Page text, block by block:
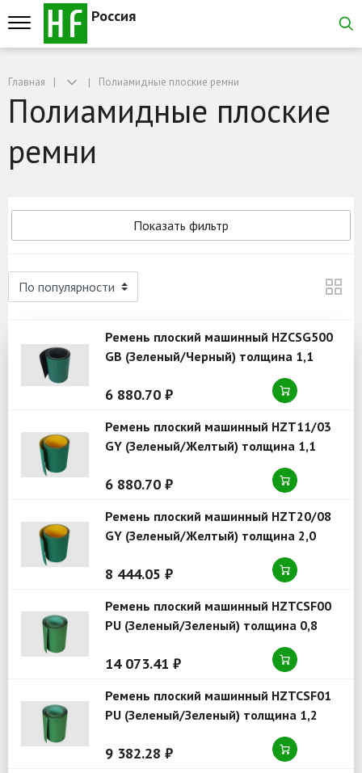
Россия
Главная Полиамидные плоские ремни
Полиамидные плоские
ремни
Показать фильтр
Ремень плоский машинный HZCSG500
GB (Зеленый/Черный) толщина 1,1
6 880.70 ₽
Ремень плоский машинный HZT11/03
GY (Зеленый/Желтый) толщина 1,1
6 880.70 ₽
Ремень плоский машинный HZT20/08
GY (Зеленый/Желтый) толщина 2,0
8 444.05 ₽
Ремень плоский машинный HZTCSF00
PU (Зеленый/Зеленый) толщина 0,8
14 073.41 ₽
Ремень плоский машинный HZTCSF01
PU (Зеленый/Зеленый) толщина 1,2
9 382.28 ₽